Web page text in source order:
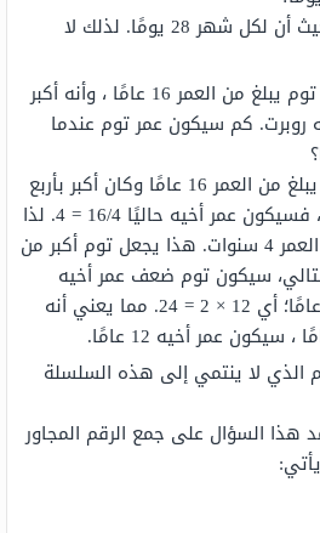
12 شهرًا ، حيث أن لكل شهر 28 يومًا. لذلك لا
لنفترض أن توم يبلغ من العمر 16 عامًا ، وأنه أكبر
روبرت. كم سيكون عمر توم عندما
إذا كان توم يبلغ من العمر 16 عامًا وكان أكبر بأربع
مرات من أخيه روبرت ، فسيكون عمر أخيه حاليًا 16/4 = 4. لذا
فإن شقيقه يبلغ من العمر 4 سنوات. هذا يجعل توم أكبر من
عامًا. وبالتالي، سيكون توم ضعف عمر أخيه
عندما يبلغ روبرت 12 عامًا؛ أي 12 × 2 = 24. مما يعني أنه
الذي لا ينتمي إلى هذه السلسلة
هذا السؤال على جمع الرقم المجاور